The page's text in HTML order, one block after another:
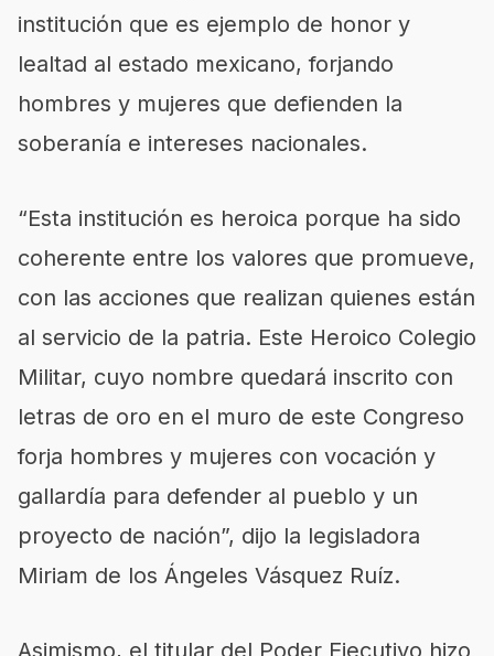
institución que es ejemplo de honor y
lealtad al estado mexicano, forjando
hombres y mujeres que defienden la
soberanía e intereses nacionales.
“Esta institución es heroica porque ha sido
coherente entre los valores que promueve,
con las acciones que realizan quienes están
al servicio de la patria. Este Heroico Colegio
Militar, cuyo nombre quedará inscrito con
letras de oro en el muro de este Congreso
forja hombres y mujeres con vocación y
gallardía para defender al pueblo y un
proyecto de nación”, dijo la legisladora
Miriam de los Ángeles Vásquez Ruíz.